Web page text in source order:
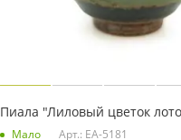
Пиала "Лиловый цветок
Мало Арт.: EA-5181